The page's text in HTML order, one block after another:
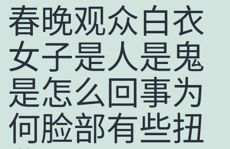
春晚观众白衣
女子是人是鬼
是怎么回事为
何脸部有些扭